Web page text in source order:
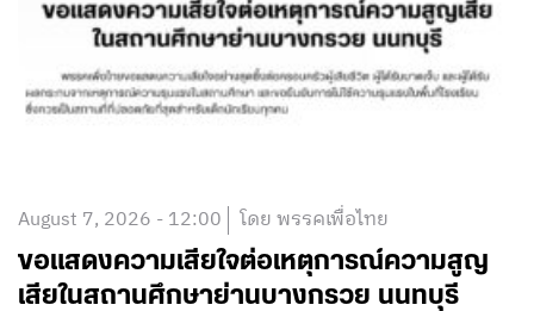
August 7, 2026 - 12:00 โดย พรรคเพื่อไทย
ขอแสดงความเสียใจต่อเหตุการณ์ความสูญ
เสียในสถานศึกษาย่านบางกรวย นนทบุรี